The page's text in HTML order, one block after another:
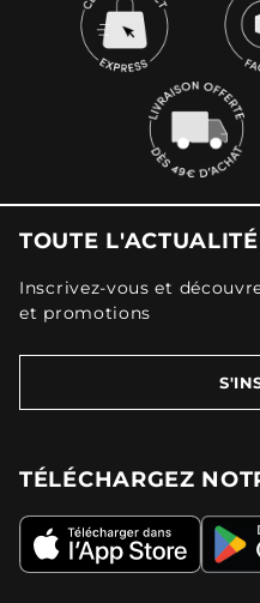
TOUTE
Inscrivez-vous et
et promotions
TÉLÉCHARGEZ